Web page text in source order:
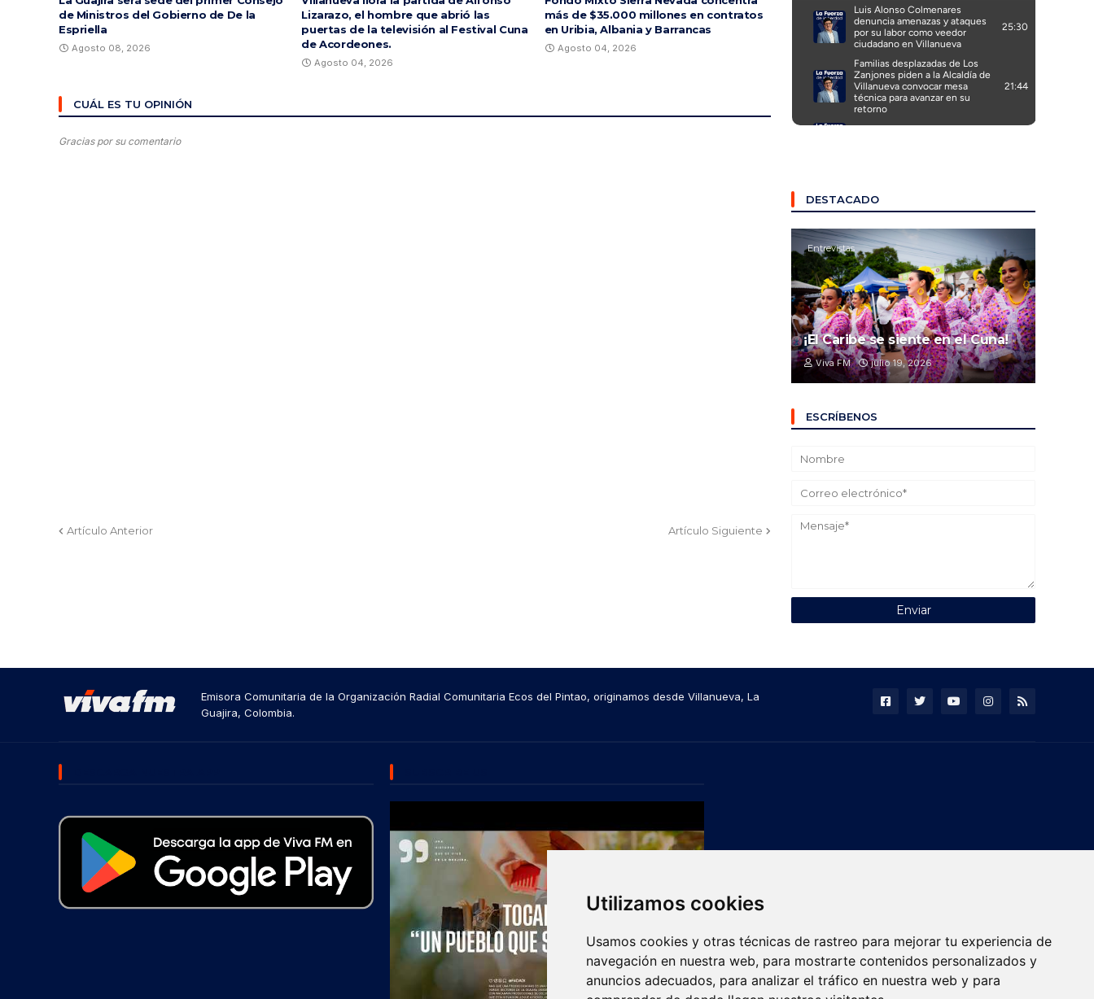
Utilizamos cookies
Usamos cookies y otras técnicas de rastreo para mejorar tu experiencia de
navegación en nuestra web, para mostrarte contenidos personalizados y
anuncios adecuados, para analizar el tráfico en nuestra web y para
de Ministros del Gobierno de De la
Espriella
Agosto 08, 2026
Lizarazo, el hombre que abrió las
puertas de la televisión al Festival Cuna
de Acordeones.
Agosto 04, 2026
más de $35.000 millones en contratos
en Uribia, Albania y Barrancas
Agosto 04, 2026
CUÁL ES TU OPINIÓN
Gracias por su comentario
Artículo Anterior Artículo Siguiente
DESTACADO
Entrevistas
¡El Caribe se siente en el Cuna!
Viva FM julio 19, 2026
ESCRÍBENOS
Emisora Comunitaria de la Organización Radial Comunitaria Ecos del Pintao, originamos desde Villanueva, La
Guajira, Colombia.